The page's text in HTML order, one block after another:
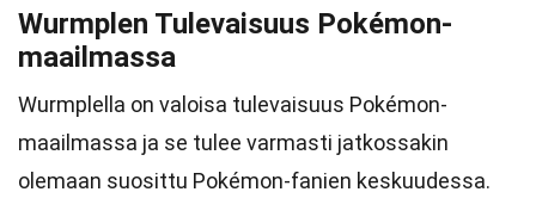
Wurmplen Tulevaisuus Pokémon-
maailmassa
Wurmplella on valoisa tulevaisuus Pokémon-
maailmassa ja se tulee varmasti jatkossakin
olemaan suosittu Pokémon-fanien keskuudessa.